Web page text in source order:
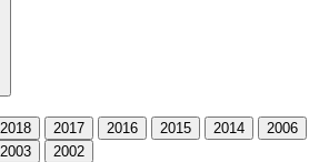
2018 2017 2016 2015 2014
2006
2003 2002